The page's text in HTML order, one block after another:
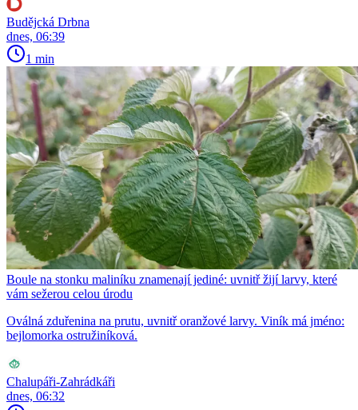
Budějcká Drbna
dnes, 06:39
1 min
Boule na stonku maliníku znamenají jediné: uvnitř žijí larvy, které
vám sežerou celou úrodu
Oválná zduřenina na prutu, uvnitř oranžové larvy. Viník má jméno:
bejlomorka ostružiníková.
Chalupáři-Zahrádkáři
dnes, 06:32